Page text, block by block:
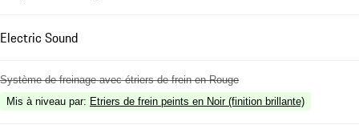
Electric Sound
Système de freinage avec étriers de frein en Rouge
Mis à niveau par: Etriers de frein peints en Noir (finition brillante)